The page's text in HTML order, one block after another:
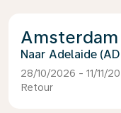
Amsterdam
Adelaide
28/10/2026 - 11/11/
Retour